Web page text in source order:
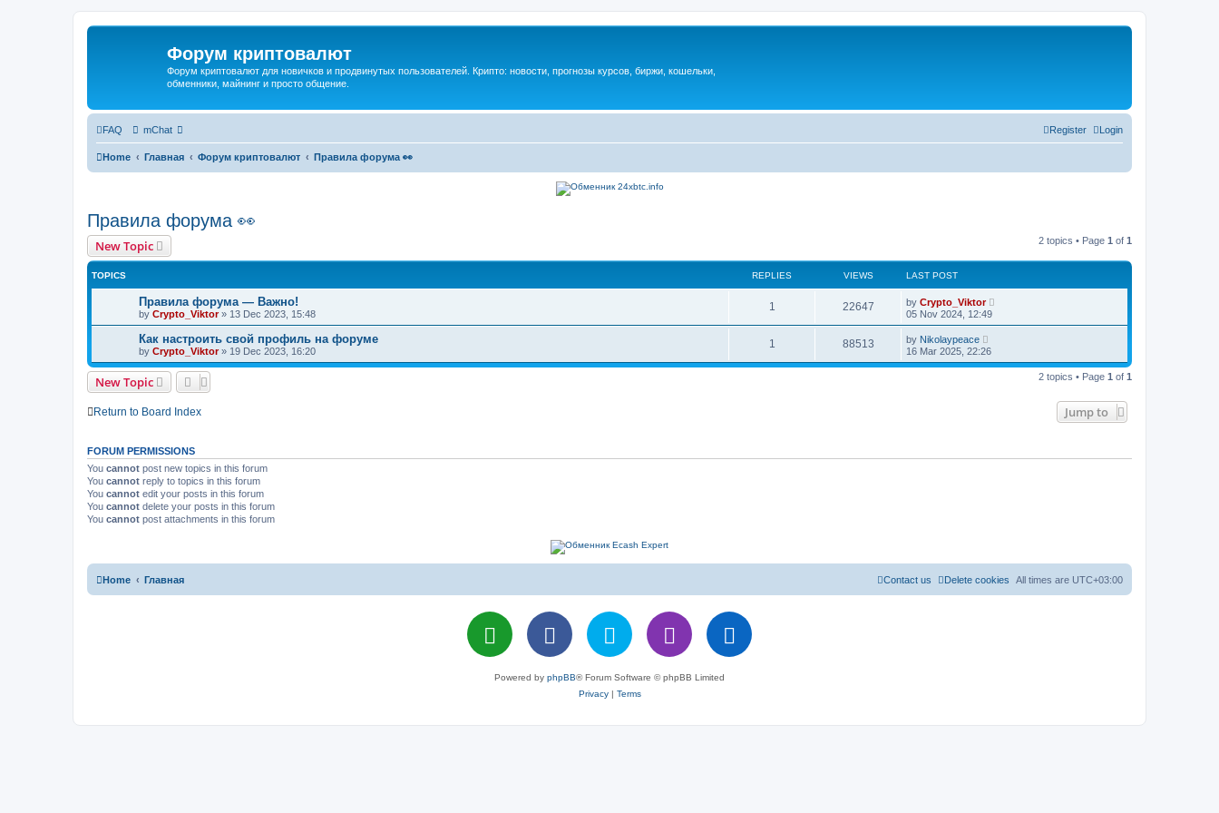
Форум криптовалют
Форум криптовалют для новичков и продвинутых пользователей. Крипто: новости, прогнозы курсов, биржи, кошельки,
обменники, майнинг и просто общение.
FAQ mChat Login
Register
Home Главная Форум криптовалют Правила форума 👀
Правила форума 👀
New Topic 2 topics • Page 1 of 1
TOPICS REPLIES VIEWS LAST POST
Правила форума — Важно!
by Crypto_Viktor» 13 Dec 2023, 15:48
1 22647 by Crypto_Viktor
05 Nov 2024, 12:49
Как настроить свой профиль на форуме
by Crypto_Viktor» 19 Dec 2023, 16:20
1 88513 by Nikolaypeace
16 Mar 2025, 22:26
New Topic 2 topics • Page 1 of 1
Return to Board Index Jump to
FORUM PERMISSIONS
You cannot post new topics in this forum
You cannot reply to topics in this forum
You cannot edit your posts in this forum
You cannot delete your posts in this forum
You cannot post attachments in this forum
Home Главная All times are UTC+03:00
Delete cookies
Contact us
Powered by phpBB® Forum Software © phpBB Limited
Privacy| Terms